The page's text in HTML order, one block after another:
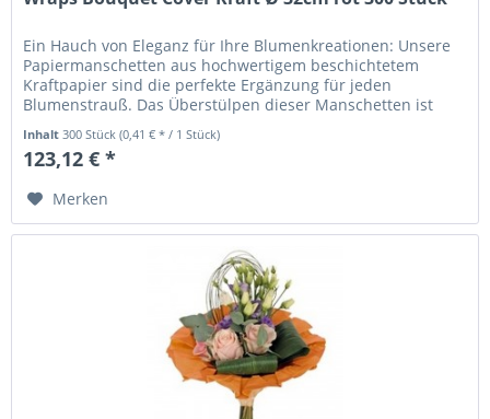
Ein Hauch von Eleganz für Ihre Blumenkreationen: Unsere
Papiermanschetten aus hochwertigem beschichtetem
Kraftpapier sind die perfekte Ergänzung für jeden
Blumenstrauß. Das Überstülpen dieser Manschetten ist
Inhalt300 Stück(0,41 € * / 1 Stück)
123,12 € *
Merken